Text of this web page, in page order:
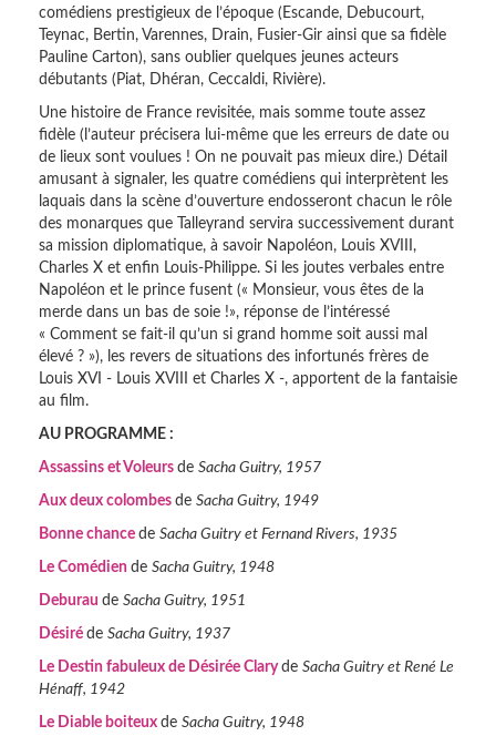
comédiens prestigieux de l’époque (Escande, Debucourt,
Teynac, Bertin, Varennes, Drain, Fusier-Gir ainsi que sa fidèle
Pauline Carton), sans oublier quelques jeunes acteurs
débutants (Piat, Dhéran, Ceccaldi, Rivière).
Une histoire de France revisitée, mais somme toute assez
fidèle (l’auteur précisera lui-même que les erreurs de date ou
de lieux sont voulues ! On ne pouvait pas mieux dire.) Détail
amusant à signaler, les quatre comédiens qui interprètent les
laquais dans la scène d’ouverture endosseront chacun le rôle
des monarques que Talleyrand servira successivement durant
sa mission diplomatique, à savoir Napoléon, Louis XVIII,
Charles X et enfin Louis-Philippe. Si les joutes verbales entre
Napoléon et le prince fusent (« Monsieur, vous êtes de la
merde dans un bas de soie !», réponse de l’intéressé
« Comment se fait-il qu’un si grand homme soit aussi mal
élevé ? »), les revers de situations des infortunés frères de
Louis XVI - Louis XVIII et Charles X -, apportent de la fantaisie
au film.
AU PROGRAMME :
Assassins et Voleurs de Sacha Guitry, 1957
Aux deux colombes de Sacha Guitry, 1949
Bonne chance de Sacha Guitry et Fernand Rivers, 1935
Le Comédien de Sacha Guitry, 1948
Deburau de Sacha Guitry, 1951
Désiré de Sacha Guitry, 1937
Le Destin fabuleux de Désirée Claryde Sacha Guitry et René Le
Hénaff, 1942
Le Diable boiteux de Sacha Guitry, 1948